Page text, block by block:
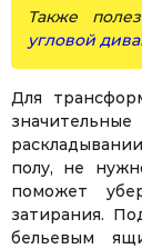
Также
угловой
Для
полу, не
поможет
затирания.
бельевым